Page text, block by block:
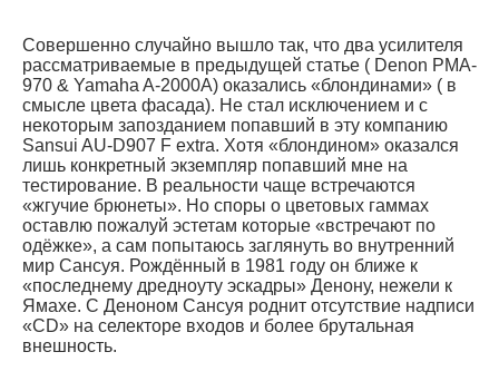
Совершенно случайно вышло так, что два усилителя
рассматриваемые в предыдущей статье ( Denon PMA-
970 & Yamaha A-2000A) оказались «блондинами» ( в
смысле цвета фасада). Не стал исключением и с
некоторым запозданием попавший в эту компанию
Sansui AU-D907 F extra. Хотя «блондином» оказался
лишь конкретный экземпляр попавший мне на
тестирование. В реальности чаще встречаются
«жгучие брюнеты». Но споры о цветовых гаммах
оставлю пожалуй эстетам которые «встречают по
одёжке», а сам попытаюсь заглянуть во внутренний
мир Сансуя. Рождённый в 1981 году он ближе к
«последнему дредноуту эскадры» Денону, нежели к
Ямахе. С Деноном Сансуя роднит отсутствие надписи
«CD» на селекторе входов и более брутальная
внешность.